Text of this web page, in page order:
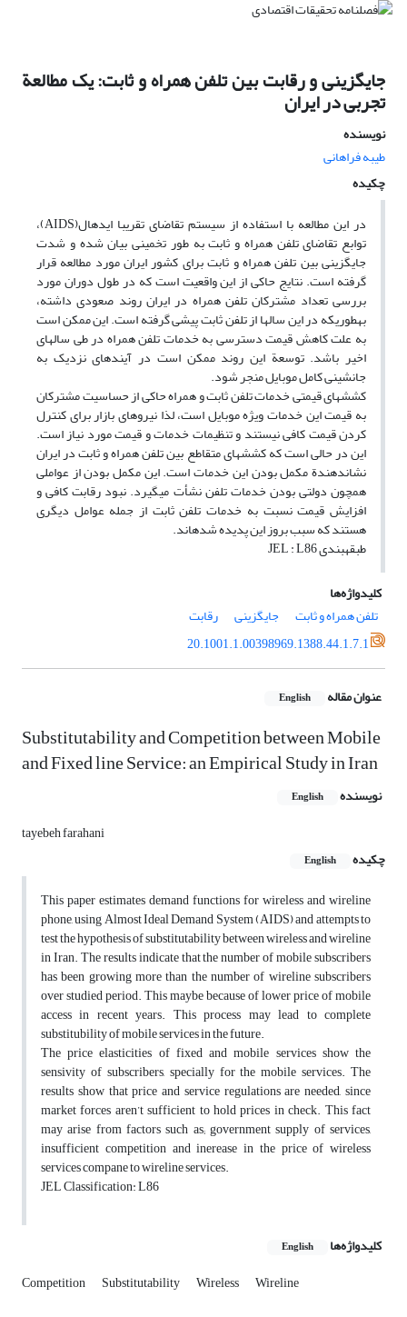
جایگزینی و رقابت بین تلفن همراه و ثابت: یک مطالعة
تجربی در ایران
نویسنده
طیبه فراهانی
چکیده
در این مطالعه با استفاده از سیستم تقاضای تقریبا ایده‎ال(AIDS)،
توابع تقاضای تلفن همراه و ثابت به طور تخمینی بیان شده و شدت
جایگزینی بین تلفن همراه و ثابت برای کشور ایران مورد مطالعه قرار
گرفته است. نتایج حاکی از این واقعیت است که در طول دوران مورد
بررسی تعداد مشترکان تلفن همراه در ایران روند صعودی داشته،
به‎طوری‎که در این سال‎ها از تلفن ثابت پیشی گرفته است. این ممکن است
به علت کاهش قیمت دسترسی به خدمات تلفن همراه در طی سال‎های
اخیر باشد. توسعة این روند ممکن است در آینده‎ای نزدیک به
جانشینی کامل موبایل منجر شود.
کشش‎های قیمتی خدمات تلفن ثابت و همراه حاکی از حساسیت مشترکان
به قیمت این خدمات ویژه موبایل است، لذا نیروهای بازار برای کنترل
کردن قیمت کافی نیستند و تنظیمات خدمات و قیمت مورد نیاز است.
این در حالی است که کشش‎های متقاطع بین تلفن همراه و ثابت در ایران
نشان‎دهندة مکمل بودن این خدمات است. این مکمل بودن از عواملی
هم‎چون دولتی بودن خدمات تلفن نشأت می‎گیرد. نبود رقابت کافی و
افزایش قیمت نسبت به خدمات تلفن ثابت از جمله عوامل دیگری
هستند که سبب بروز این پدیده شده‎اند.
طبقه‎بندی JEL : L86
کلیدواژه‌ها
تلفن همراه و ثابت
جایگزینی
رقابت
20.1001.1.00398969.1388.44.1.7.1
عنوان مقاله English
Substitutability and Competition between Mobile
and Fixed line Service: an Empirical Study in Iran
نویسنده English
tayebeh farahani
چکیده
English
This paper estimates demand functions for wireless and wireline
phone, using Almost Ideal Demand System (AIDS) and attempts to
test the hypothesis of substitutability between wireless and wireline
in Iran. The results indicate that the number of mobile subscribers
has been growing more than the number of wireline subscribers
over studied period. This maybe because of lower price of mobile
access in recent years. This process may lead to complete
substitubility of mobile services in the future.
The price elasticities of fixed and mobile services show the
sensivity of subscribers, specially for the mobile services. The
results show that price and service regulations are needed, since
market forces aren’t sufficient to hold prices in check. This fact
may arise from factors such as; government supply of services,
insufficient competition and inerease in the price of wireless
services compane to wireline services.
JEL Classification: L86
کلیدواژه‌ها English
Competition Substitutability Wireless Wireline